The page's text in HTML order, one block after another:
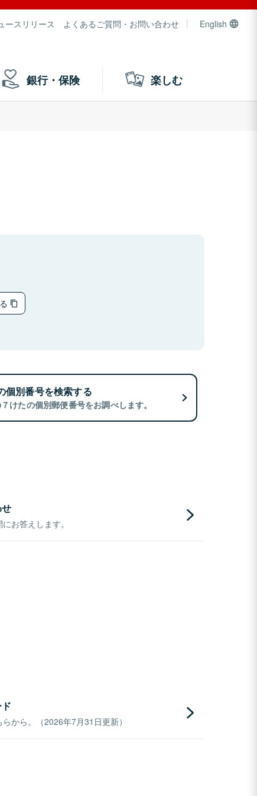
ースリリース よくあるご質問・お問い合わせ English
銀行・保険 楽しむ
個別番号を検索する
けたの個別郵便番号をお調べします。
お答えします。
から。（2026年7月31日更新）